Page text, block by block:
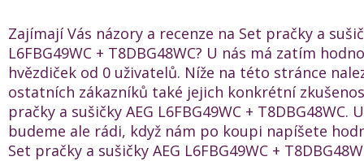
Zajímají Vás názory a recenze na Set pračky a
L6FBG49WC + T8DBG48WC? U nás má zatím
hvězdiček od 0 uživatelů. Níže na této stránce
ostatních zákazníků také jejich konkrétní
pračky a sušičky AEG L6FBG49WC + T8DBG48WC.
budeme ale rádi, když nám po koupi napíšete
Set pračky a sušičky AEG L6FBG49WC +